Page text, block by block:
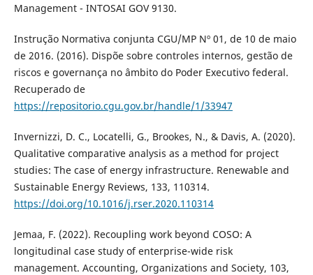
Management - INTOSAI GOV 9130.
Instrução Normativa conjunta CGU/MP Nº 01, de 10 de maio
de 2016. (2016). Dispõe sobre controles internos, gestão de
riscos e governança no âmbito do Poder Executivo federal.
Recuperado de
https://repositorio.cgu.gov.br/handle/1/33947
Invernizzi, D. C., Locatelli, G., Brookes, N., & Davis, A. (2020).
Qualitative comparative analysis as a method for project
studies: The case of energy infrastructure. Renewable and
Sustainable Energy Reviews, 133, 110314.
https://doi.org/10.1016/j.rser.2020.110314
Jemaa, F. (2022). Recoupling work beyond COSO: A
longitudinal case study of enterprise-wide risk
management. Accounting, Organizations and Society, 103,